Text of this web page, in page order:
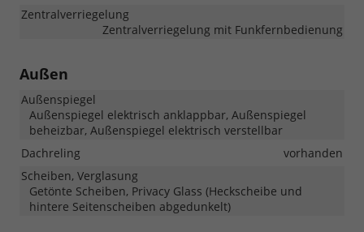
Zentralverriegelung
Zentralverriegelung mit Funkfernbedienung
Außen
Außenspiegel
Außenspiegel elektrisch anklappbar, Außenspiegel
beheizbar, Außenspiegel elektrisch verstellbar
Dachreling
vorhanden
Scheiben, Verglasung
Getönte Scheiben, Privacy Glass (Heckscheibe und
hintere Seitenscheiben abgedunkelt)